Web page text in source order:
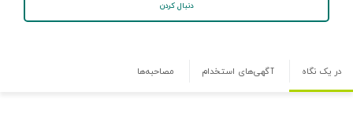
دنبال کردن
در یک نگاه آگهی‌های استخدام مصاحبه‌ها